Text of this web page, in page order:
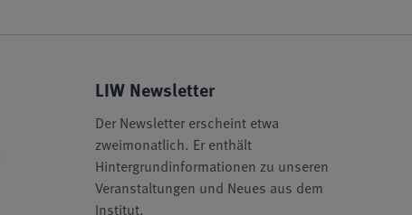
LIW Newsletter
Der Newsletter erscheint etwa
zweimonatlich. Er enthält
Hintergrundinformationen zu unseren
Veranstaltungen und Neues aus dem
Institut.